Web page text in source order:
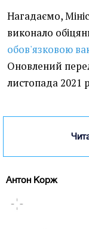
Нагадаємо,
виконало
обов'язковою
Оновлений
листопада 2021
Антон Корж